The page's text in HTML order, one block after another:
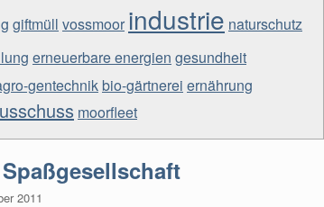
giftmüll vossmoor industrie naturschutz
erneuerbare energien gesundheit
gentechnikbio-gärtnerei ernährung
moorfleet
2011